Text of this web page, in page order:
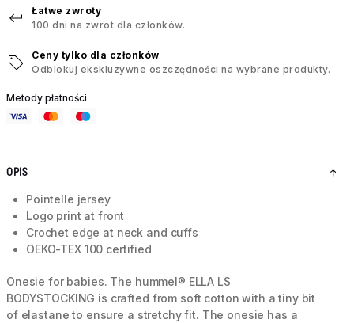
Łatwe zwroty
100 dni na zwrot dla członków.
Ceny tylko dla członków
Odblokuj ekskluzywne oszczędności na wybrane produkty.
Metody płatności
OPIS
Pointelle jersey
Logo print at front
Crochet edge at neck and cuffs
OEKO-TEX 100 certified
Onesie for babies. The hummel® ELLA LS
BODYSTOCKING is crafted from soft cotton with a tiny bit
of elastane to ensure a stretchy fit. The onesie has a